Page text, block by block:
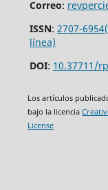
Correo:
ISSN: 2707-
línea)
DOI: 10.37711/
Los artículos
bajo la licencia
License